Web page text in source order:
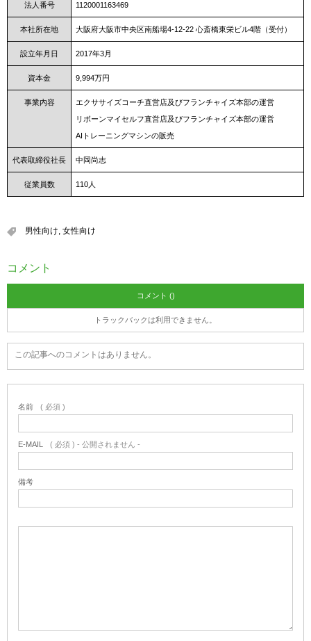
法人番号 1120001163469
本社所在地 大阪府大阪市中央区南船場4-12-22 心斎橋東栄ビル4階（受付）
設立年月日 2017年3月
資本金 9,994万円
事業内容
エクササイズコーチ直営店及びフランチャイズ本部の運営
リボーンマイセルフ直営店及びフランチャイズ本部の運営
AIトレーニングマシンの販売
代表取締役社長 中岡尚志
従業員数 110人
男性向け, 女性向け
コメント
コメント ()
トラックバックは利用できません。
この記事へのコメントはありません。
名前 ( 必須 )
E-MAIL ( 必須 ) - 公開されません -
備考